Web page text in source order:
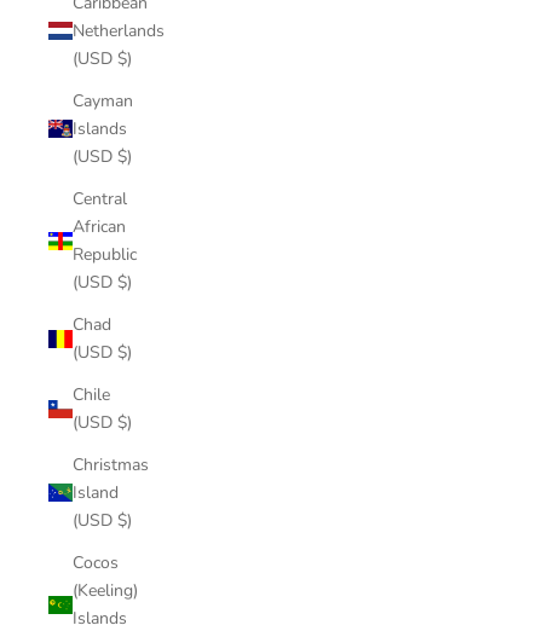
Netherlands
(USD $)
Cayman
Islands
(USD $)
Central
African
Republic
(USD $)
Chad
(USD $)
Chile
(USD $)
Christmas
Island
(USD $)
Cocos
(Keeling)
Islands